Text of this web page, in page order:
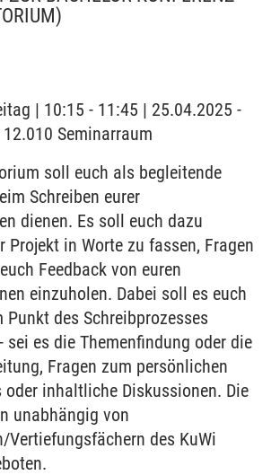
| 10:15 - 11:45 | 25.04.2025 -
Seminarraum
soll euch als begleitende
Schreiben eurer
dienen. Es soll euch dazu
Projekt in Worte zu fassen, Fragen
Feedback von euren
einzuholen. Dabei soll es euch
Punkt des Schreibprozesses
sei es die Themenfindung oder die
Fragen zum persönlichen
oder inhaltliche Diskussionen. Die
unabhängig von
Vertiefungsfächern des KuWi